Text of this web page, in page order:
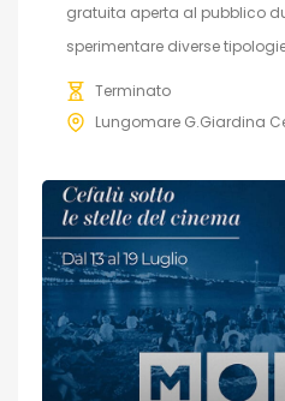
gratuita aperta al pubblico
sperimentare diverse
Terminato
Lungomare G.Giardina